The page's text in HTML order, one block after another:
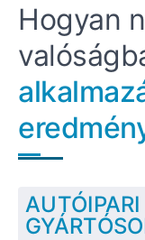
Hogyan
AUTÓIPARI